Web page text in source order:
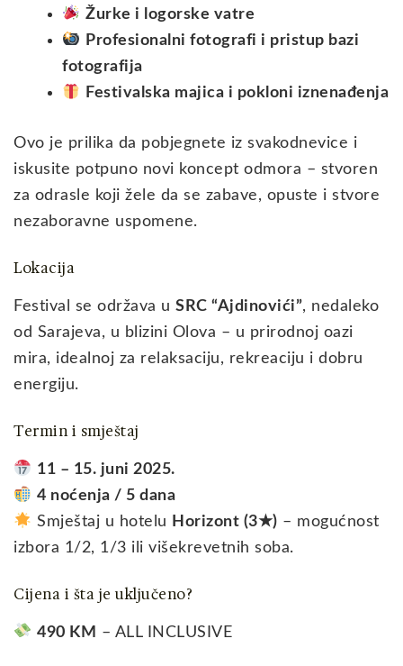
Žurke i logorske vatre
Profesionalni fotografi i pristup bazi
fotografija
Festivalska majica i pokloni iznenađenja
Ovo je prilika da pobjegnete iz svakodnevice i
iskusite potpuno novi koncept odmora – stvoren
za odrasle koji žele da se zabave, opuste i stvore
nezaboravne uspomene.
Lokacija
Festival se održava u SRC “Ajdinovići”, nedaleko
od Sarajeva, u blizini Olova – u prirodnoj oazi
mira, idealnoj za relaksaciju, rekreaciju i dobru
energiju.
Termin i smještaj
11 – 15. juni 2025.
4 noćenja / 5 dana
Smještaj u hotelu Horizont (3★) – mogućnost
izbora 1/2, 1/3 ili višekrevetnih soba.
Cijena i šta je uključeno?
490 KM – ALL INCLUSIVE